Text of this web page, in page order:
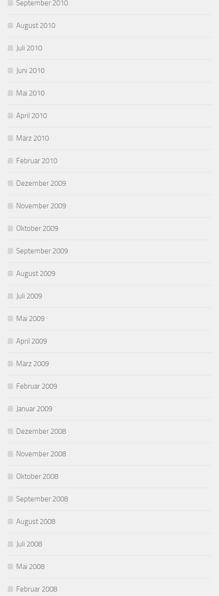
September 2010
August 2010
Juli 2010
Juni 2010
Mai 2010
April 2010
März 2010
Februar 2010
Dezember 2009
November 2009
Oktober 2009
September 2009
August 2009
Juli 2009
Mai 2009
April 2009
März 2009
Februar 2009
Januar 2009
Dezember 2008
November 2008
Oktober 2008
September 2008
August 2008
Juli 2008
Mai 2008
Februar 2008